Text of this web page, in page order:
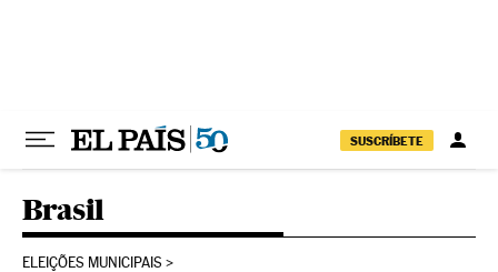
SUSCRÍBETE
Brasil
ELEIÇÕES MUNICIPAIS